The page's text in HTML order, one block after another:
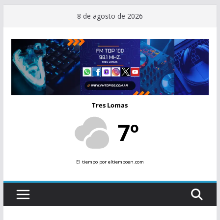
contenido
8 de agosto de 2026
Tres Lomas
7º
El tiempopor eltiempoen.com